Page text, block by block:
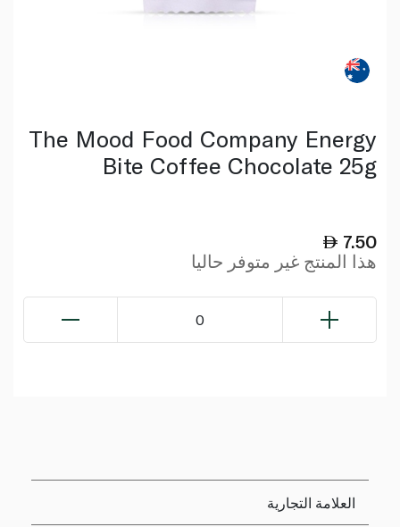
The Mood Food Company Energy
Bite Coffee Chocolate 25g
7.50
هذا المنتج غير متوفر حاليا
0
العلامة التجارية